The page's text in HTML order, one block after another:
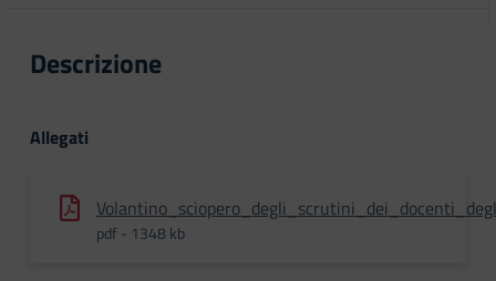
Descrizione
Allegati
pdf - 1348 kb